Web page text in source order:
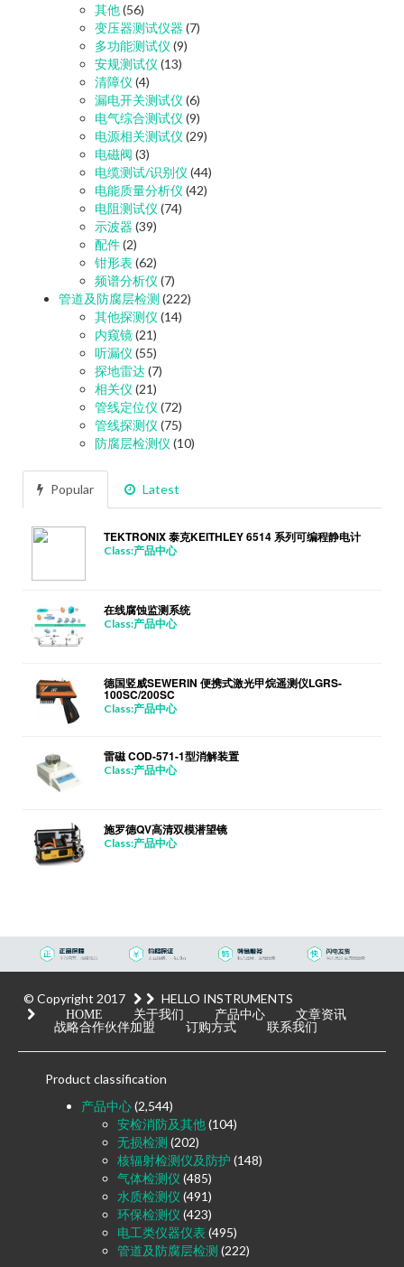
其他(56)
变压器测试仪器 (7)
多功能测试仪 (9)
安规测试仪 (13)
清障仪 (4)
漏电开关测试仪 (6)
电气综合测试仪 (9)
电源相关测试仪 (29)
电磁阀 (3)
电缆测试/识别仪 (44)
电能质量分析仪 (42)
电阻测试仪 (74)
示波器 (39)
配件(2)
钳形表(62)
频谱分析仪 (7)
管道及防腐层检测 (222)
其他探测仪 (14)
内窥镜(21)
听漏仪 (55)
探地雷达(7)
相关仪 (21)
管线定位仪 (72)
管线探测仪 (75)
防腐层检测仪 (10)
Popular Latest
TEKTRONIX 泰克KEITHLEY 6514 系列可编程静电计
Class:产品中心
在线腐蚀监测系统
Class:产品中心
德国竖威SEWERIN 便携式激光甲烷遥测仪LGRS-
100SC/200SC
Class:产品中心
雷磁 COD-571-1型消解装置
Class:产品中心
施罗德QV高清双模潜望镜
Class:产品中心
© Copyright 2017 HELLO INSTRUMENTS
HOME 关于我们 产品中心
文章资讯
战略合作伙伴加盟
订购方式 联系我们
Product classification
产品中心(2,544)
安检消防及其他(104)
无损检测 (202)
核辐射检测仪及防护 (148)
气体检测仪 (485)
水质检测仪 (491)
环保检测仪 (423)
电工类仪器仪表 (495)
管道及防腐层检测 (222)